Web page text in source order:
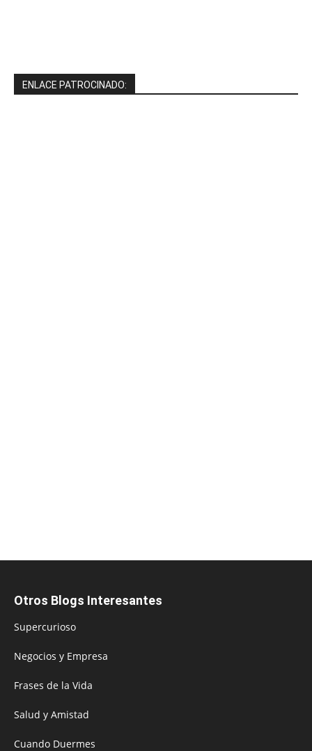
ENLACE PATROCINADO:
Otros Blogs Interesantes
Supercurioso
Negocios y Empresa
Frases de la Vida
Salud y Amistad
Cuando Duermes